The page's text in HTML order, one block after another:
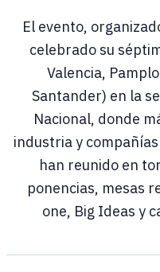
El evento,
celebrado su
Valencia,
Santander) en la
Nacional, donde
industria y
han reunido en
ponencias, mesas
one, Big Ideas y